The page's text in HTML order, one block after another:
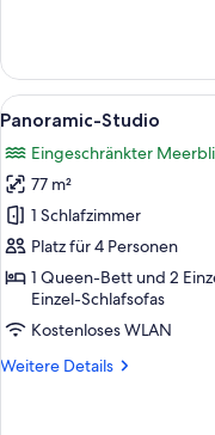
Alle
Fotos
für
Panoramic-
Studio
anzeigen
20
Panoramic-Studio
Eingeschränkter
77 m²
1 Schlafzimmer
Platz für 4 Personen
1 Queen-Bett und 2
Einzel-Schlafsofas
Kostenloses WLAN
Weitere Details
Weitere